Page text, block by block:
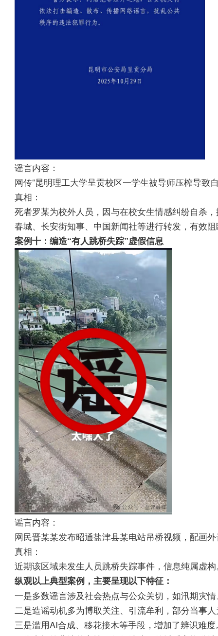
谣言内容：
网传“昆明理工大学呈贡校区一学生被导师压榨导致
真相：
死者罗某为校外人员，因与在校女生情感纠纷自杀
春城、长安街知事、中国新闻社等进行转发，有效
案例十：编造“有人跳桥失踪”虚假信息
谣言内容：
网民晋某某发布昭通盐津县某电站吊桥视频，配画
真相：
近期该区域未发生人员跳桥失踪事件，信息纯属虚
纵观以上典型案例，主要呈现以下特征：
一是多数谣言涉及社会热点与公众关切，如汛期灾
二是造谣动机多为博取关注、引流牟利，部分当事
三是滥用AI合成、移花接木等手段，增加了辨识难度